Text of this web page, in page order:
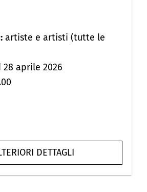
artiste e artisti (tutte le
aprile 2026
DETTAGLI